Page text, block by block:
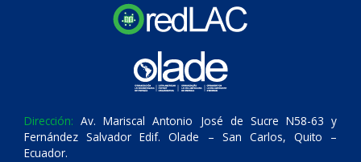
Dirección: Av. Mariscal Antonio José de Sucre N58-63 y
Fernández Salvador Edif. Olade – San Carlos, Quito –
Ecuador.